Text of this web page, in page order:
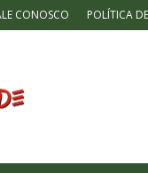
CONOSCO POLÍTICA